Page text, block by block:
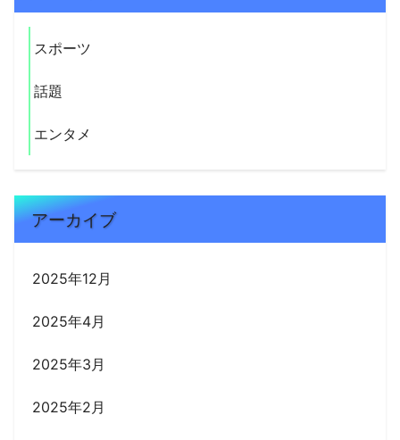
スポーツ
話題
エンタメ
アーカイブ
2025年12月
2025年4月
2025年3月
2025年2月